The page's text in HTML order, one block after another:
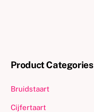
Product Categories
Bruidstaart
Cijfertaart